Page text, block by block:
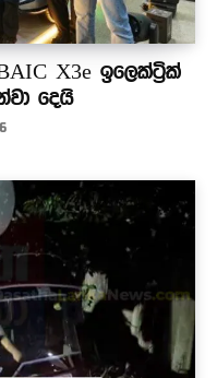
X3e ඉලෙක්ට්‍රික්
දෙයි